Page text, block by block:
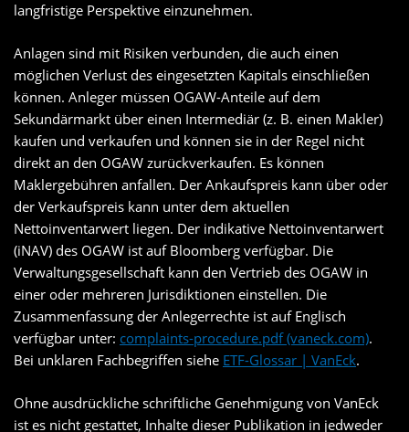
langfristige Perspektive einzunehmen.
Anlagen sind mit Risiken verbunden, die auch einen
möglichen Verlust des eingesetzten Kapitals einschließen
können. Anleger müssen OGAW-Anteile auf dem
Sekundärmarkt über einen Intermediär (z. B. einen Makler)
kaufen und verkaufen und können sie in der Regel nicht
direkt an den OGAW zurückverkaufen. Es können
Maklergebühren anfallen. Der Ankaufspreis kann über oder
der Verkaufspreis kann unter dem aktuellen
Nettoinventarwert liegen. Der indikative Nettoinventarwert
(iNAV) des OGAW ist auf Bloomberg verfügbar. Die
Verwaltungsgesellschaft kann den Vertrieb des OGAW in
einer oder mehreren Jurisdiktionen einstellen. Die
Zusammenfassung der Anlegerrechte ist auf Englisch
verfügbar unter: complaints-procedure.pdf (vaneck.com).
Bei unklaren Fachbegriffen siehe ETF-Glossar | VanEck.
Ohne ausdrückliche schriftliche Genehmigung von VanEck
ist es nicht gestattet, Inhalte dieser Publikation in jedweder